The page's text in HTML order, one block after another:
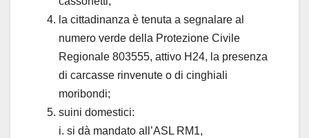
la cittadinanza è tenuta a segnalare al
numero verde della Protezione Civile
Regionale 803555, attivo H24, la presenza
di carcasse rinvenute o di cinghiali
moribondi;
suini domestici:
i. si dà mandato all’ASL RM1,